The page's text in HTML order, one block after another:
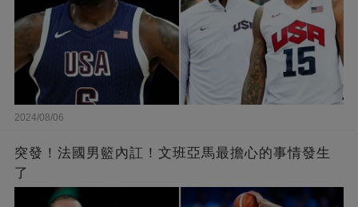
2024/08/06
突發！法國男籃內訌！文班亞馬最擔心的事情發生
了